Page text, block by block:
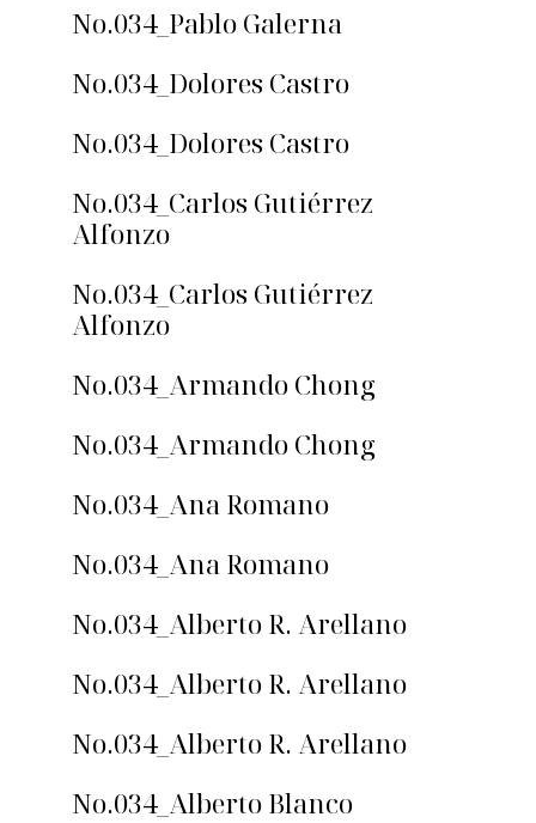
No.034_Pablo Galerna
No.034_Dolores Castro
No.034_Dolores Castro
No.034_Carlos Gutiérrez
Alfonzo
No.034_Carlos Gutiérrez
Alfonzo
No.034_Armando Chong
No.034_Armando Chong
No.034_Ana Romano
No.034_Ana Romano
No.034_Alberto R. Arellano
No.034_Alberto R. Arellano
No.034_Alberto R. Arellano
No.034_Alberto Blanco